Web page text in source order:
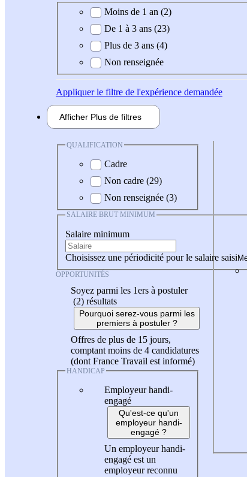
Expérience demandée
Moins de 1 an (2)
De 1 à 3 ans (23)
Plus de 3 ans (4)
Non renseignée
Appliquerle filtre de l'expérience demandée
Afficher Plus de filtres
QUALIFICATION
Cadre
Non cadre (29)
Non renseignée (3)
SALAIRE BRUT MINIMUM
Salaire minimum
Choisissez une périodicité pour le salaire saisi
OPPORTUNITÉS
Soyez parmi les 1ers à postuler
(2) résultats
Pourquoi serez-vous parmi les
premiers à postuler ?
Offres de plus de 15 jours,
comptant moins de 4 candidatures
(dont France Travail est informé)
HANDICAP
Employeur handi-
engagé
Qu'est-ce qu'un
employeur handi-
engagé ?
Un employeur handi-
engagé est un
employeur reconnu